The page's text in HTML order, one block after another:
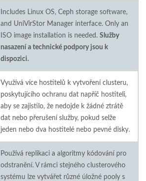
Includes Linux OS, Ceph storage software,
and UniVirStor Manager interface. Only an
ISO image installation is needed. Služby
nasazení a technické podpory jsou k
dispozici.
Využívá více hostitelů k vytvoření clusteru,
poskytujícího ochranu dat napříč hostiteli,
aby se zajistilo, že nedojde k žádné ztrátě
dat nebo přerušení služby, pokud selže
jeden nebo dva hostitelé nebo pevné disky.
Používá replikaci a algoritmy kódování pro
odstranění. V rámci stejného clusterového
systému lze vytvářet různé úložné pooly s